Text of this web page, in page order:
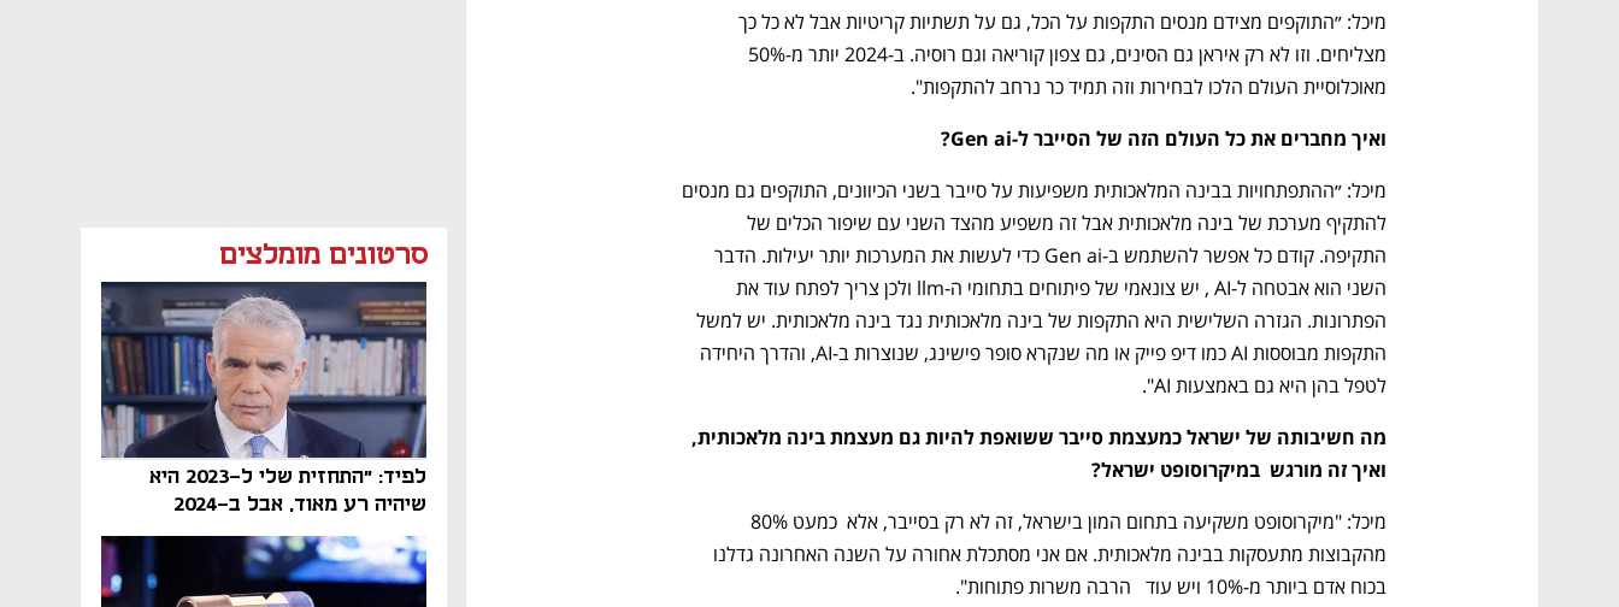
סרטונים מומלצים
לפיד: "התחזית שלי ל-2023 היא
שיהיה רע מאוד, אבל ב-2024
הממשלה תיפול"
מאוכלוסיית העולם הלכו לבחירות וזה תמיד כר נרחב להתקפות".
ואיך מחברים את כל העולם הזה של הסייבר ל-Gen ai?
לטפל בהן היא גם באמצעות AI".
ואיך זה מורגש  במיקרוסופט ישראל?
בכוח אדם ביותר מ-10% ויש עוד   הרבה משרות פתוחות".